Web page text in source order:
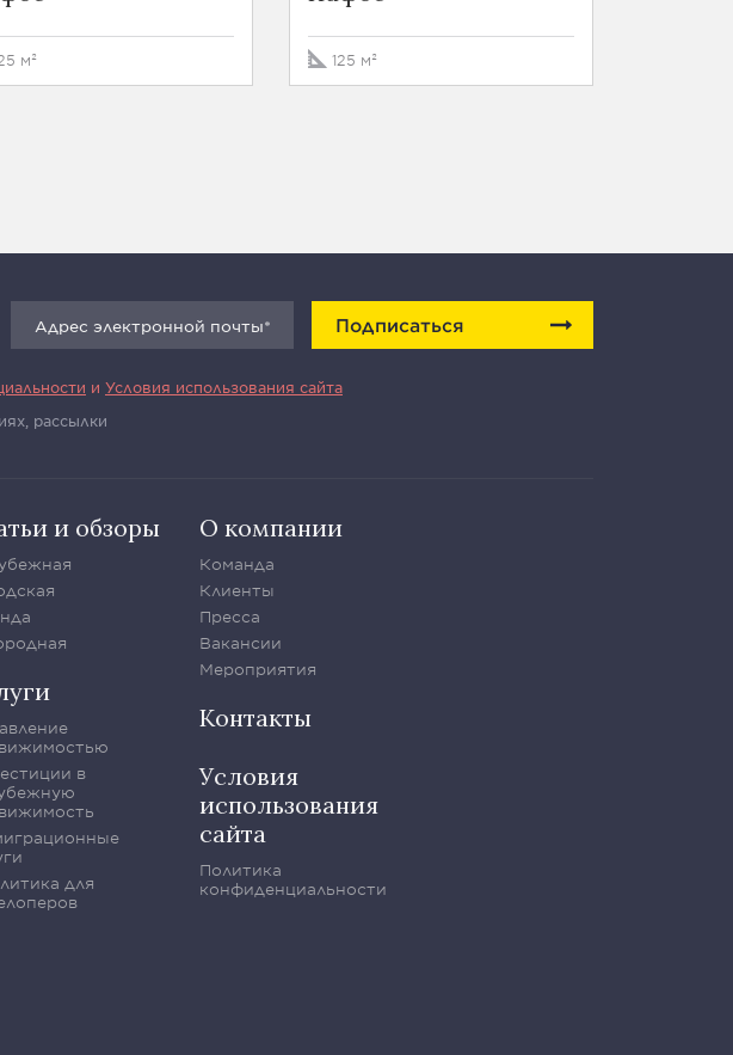
м² 125 м²
Подписаться
и Условия использования сайта
рассылки
и обзоры
в
для
О компании
Команда
Клиенты
Пресса
Вакансии
Мероприятия
Контакты
Условия
использования
сайта
Политика
конфиденциальности